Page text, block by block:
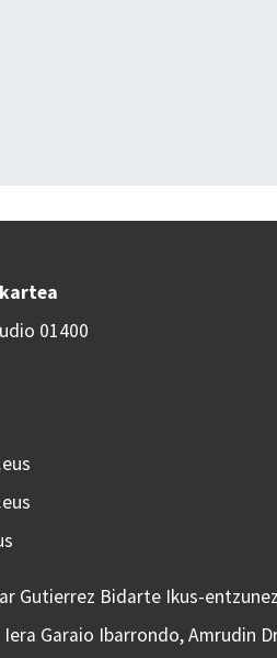
01400
Gutierrez Bidarte Ikus-
Garaio Ibarrondo, Amrudin